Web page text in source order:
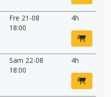
Fre 21-08
18:00
4h
Sam 22-08
18:00
4h